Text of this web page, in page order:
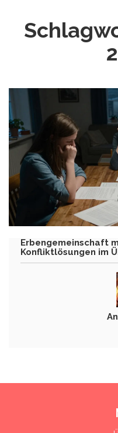
Erbengemeinschaft
Konfliktlösungen im